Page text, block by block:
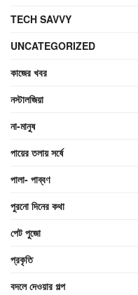
TECH SAVVY
UNCATEGORIZED
কাজের খবর
নস্টালজিয়া
না-মানুষ
পায়ের তলায় সর্ষে
পালা- পাব্বণ
পুরনো দিনের কথা
পেট পুজো
প্রকৃতি
বদলে দেওয়ার গল্প